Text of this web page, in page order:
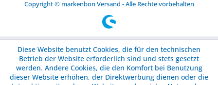
Copyright © markenbon Versand - Alle Rechte vorbehalten
Diese Website benutzt Cookies, die für den technischen
Betrieb der Website erforderlich sind und stets gesetzt
werden. Andere Cookies, die den Komfort bei Benutzung
dieser Website erhöhen, der Direktwerbung dienen oder die